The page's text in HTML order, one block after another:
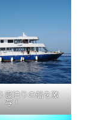
寝泊りの船を激
写！